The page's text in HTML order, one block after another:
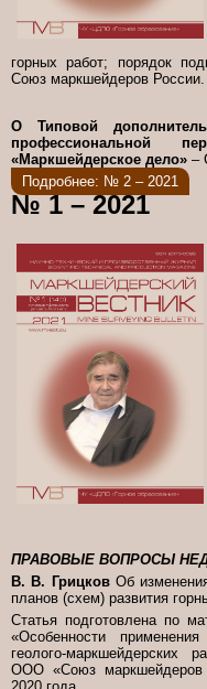
горных работ; порядок
Союз маркшейдеров России.
О Типовой
профессиональной
«Маркшейдерское дело» –
Подробнее: № 2 – 2021
№ 1 – 2021
ПРАВОВЫЕ ВОПРОСЫ
В. В. Грицков Об
планов (схем) развития
Статья подготовлена по
«Особенности
геолого-маркшейдерских
ООО «Союз маркшейдеров